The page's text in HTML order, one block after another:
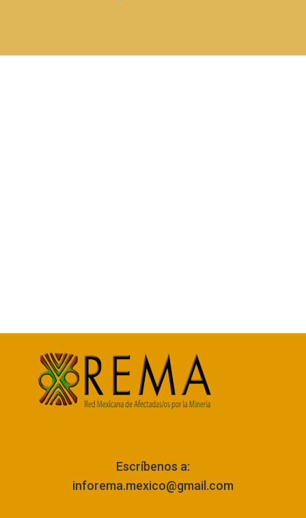
Escríbenos a:
inforema.mexico@gmail.com